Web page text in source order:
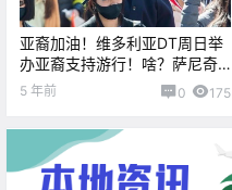
亚裔加油！维多利亚DT周日举
办亚裔支持游行！啥？萨尼奇
司机连撞三辆车逃逸？！
5 年前 0 175